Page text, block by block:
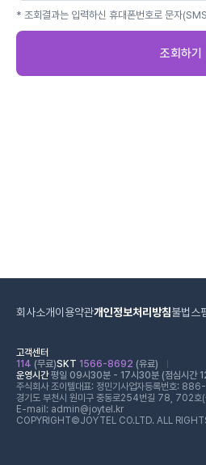
* 조회결과는 입력하신 휴대폰번호로 문자
조회하기
회사소개이용약관개인정보처리방침불법스
고객센터
114 (무료)SKT 1566-8692 (유료)
운영시간평일 09시30분 - 17시30분 (점심시간
주식회사 조이텔대표: 정민기 사업자등록번호:
경기도 부천시 원미구 중동로254번길 78, 702호(
E-mail: admin@joytel.kr
COPYRIGHT©JOYTEL CO.LTD. ALL